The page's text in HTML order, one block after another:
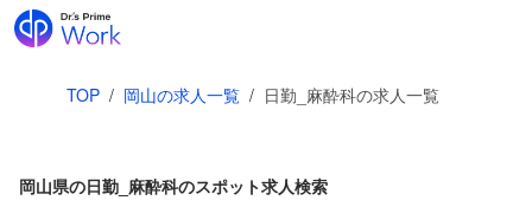
TOP / 岡山の求人一覧 / 日勤_麻酔科の求人一覧
岡山県の日勤_麻酔科のスポット求人検索